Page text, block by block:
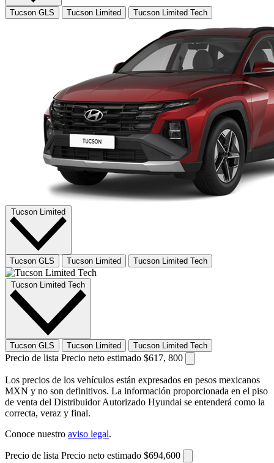
Tucson GLS Tucson Limited Tucson Limited Tech
Tucson Limited
Tucson GLS Tucson Limited Tucson Limited Tech
Tucson Limited Tech
Tucson GLS Tucson Limited Tucson Limited Tech
Precio de lista Precio neto estimado $617, 800
Los precios de los vehículos están expresados en pesos mexicanos
MXN y no son definitivos. La información proporcionada en el piso
de venta del Distribuidor Autorizado Hyundai se entenderá como la
correcta, veraz y final.
Conoce nuestro aviso legal.
Precio de lista Precio neto estimado $694,600